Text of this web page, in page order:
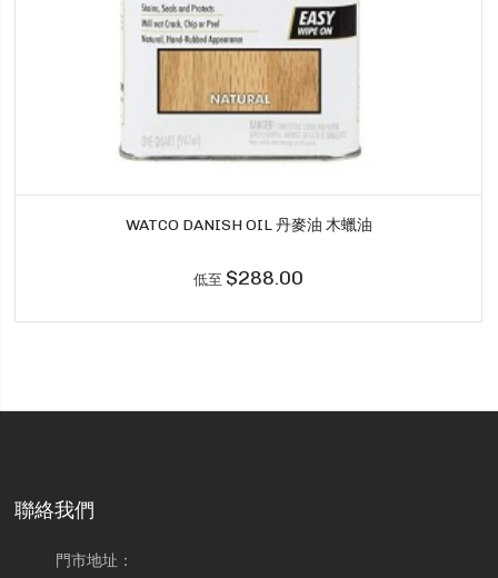
WATCO DANISH OIL 丹麥油 木蠟油
低至 $288.00
聯絡我們
門市地址：